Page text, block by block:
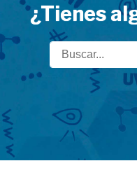
¿Tienes